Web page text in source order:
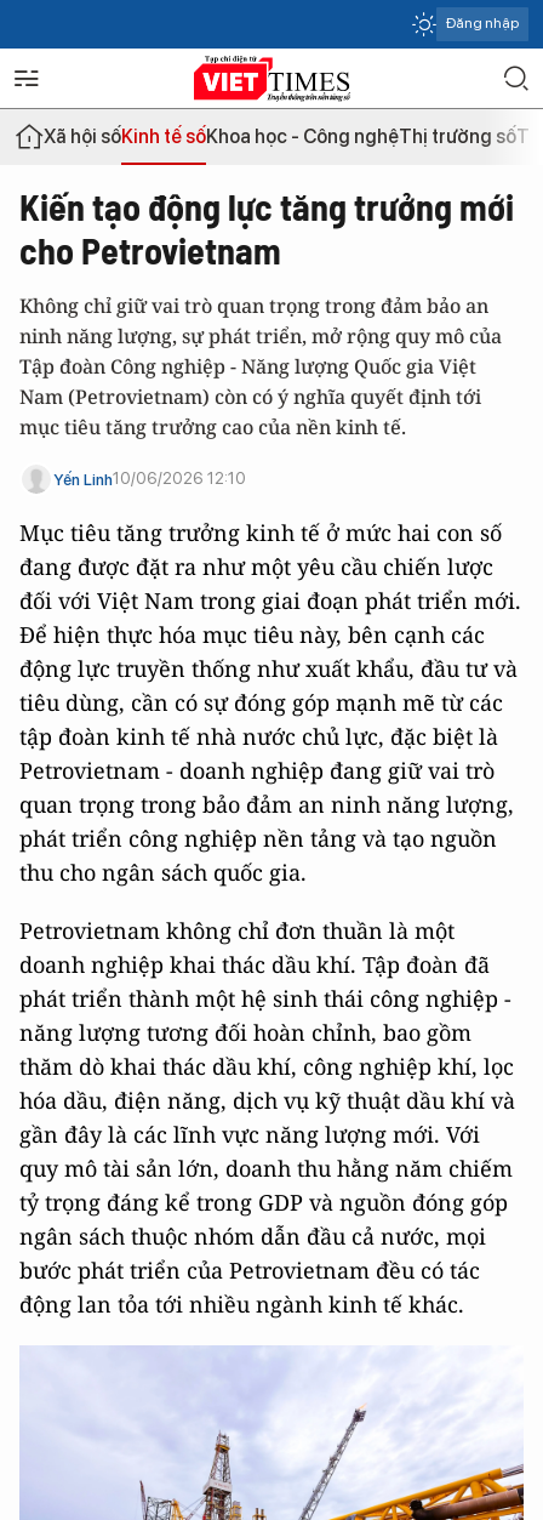
Đăng nhập
Xã hội sốKinh tế sốKhoa học - Công nghệThị trường số
Kiến tạo động lực tăng trưởng mới
cho Petrovietnam
Không chỉ giữ vai trò quan trọng trong đảm bảo an
ninh năng lượng, sự phát triển, mở rộng quy mô của
Tập đoàn Công nghiệp - Năng lượng Quốc gia Việt
Nam (Petrovietnam) còn có ý nghĩa quyết định tới
mục tiêu tăng trưởng cao của nền kinh tế.
Yến Linh10/06/2026 12:10
Mục tiêu tăng trưởng kinh tế ở mức hai con số
đang được đặt ra như một yêu cầu chiến lược
đối với Việt Nam trong giai đoạn phát triển mới.
Để hiện thực hóa mục tiêu này, bên cạnh các
động lực truyền thống như xuất khẩu, đầu tư và
tiêu dùng, cần có sự đóng góp mạnh mẽ từ các
tập đoàn kinh tế nhà nước chủ lực, đặc biệt là
Petrovietnam - doanh nghiệp đang giữ vai trò
quan trọng trong bảo đảm an ninh năng lượng,
phát triển công nghiệp nền tảng và tạo nguồn
thu cho ngân sách quốc gia.
Petrovietnam không chỉ đơn thuần là một
doanh nghiệp khai thác dầu khí. Tập đoàn đã
phát triển thành một hệ sinh thái công nghiệp -
năng lượng tương đối hoàn chỉnh, bao gồm
thăm dò khai thác dầu khí, công nghiệp khí, lọc
hóa dầu, điện năng, dịch vụ kỹ thuật dầu khí và
gần đây là các lĩnh vực năng lượng mới. Với
quy mô tài sản lớn, doanh thu hằng năm chiếm
tỷ trọng đáng kể trong GDP và nguồn đóng góp
ngân sách thuộc nhóm dẫn đầu cả nước, mọi
bước phát triển của Petrovietnam đều có tác
động lan tỏa tới nhiều ngành kinh tế khác.